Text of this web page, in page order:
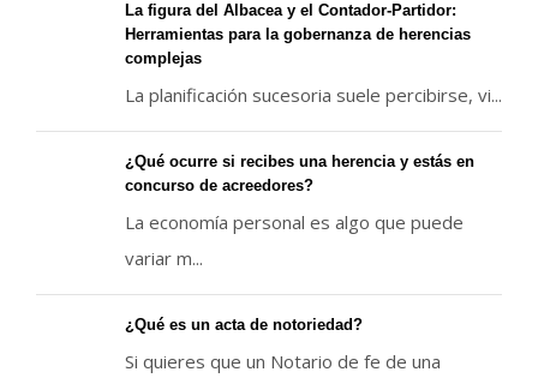
La figura del Albacea y el Contador-Partidor:
Herramientas para la gobernanza de herencias
complejas
La planificación sucesoria suele percibirse, vi...
¿Qué ocurre si recibes una herencia y estás en
concurso de acreedores?
La economía personal es algo que puede
variar m...
¿Qué es un acta de notoriedad?
Si quieres que un Notario de fe de una